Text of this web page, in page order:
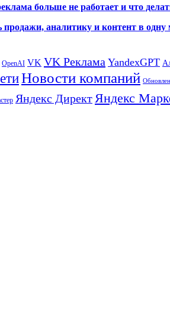
больше не работает и что
аналитику и контент в одну
OpenAI VK VK Реклама YandexGPT
Новости компаний
Яндекс Директ Яндекс